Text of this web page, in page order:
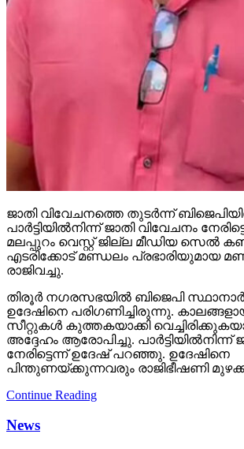
ജാതി വിവേചനത്തെ തുടര്‍ന്ന്
പാര്‍ട്ടിയില്‍നിന്ന് ജാതി വിവേചനം
മലപ്പുറം വെസ്റ്റ് ജില്ല മീഡിയ സെല്‍
എടരിക്കോട് മണ്ഡലം പ്രഭാരിയുമായ
രാജിവച്ചു.
തിരൂര്‍ നഗരസഭയില്‍ ബിജെപി
ഉദേഷിനെ പരിഗണിച്ചിരുന്നു.
സീറ്റുകള്‍ കുത്തകയാക്കി
അദ്ദേഹം ആരോപിച്ചു. പാര്‍ട്ടിയില്‍നിന്ന്
നേരിട്ടെന്ന് ഉദേഷ് പറഞ്ഞു. ഉദേഷിനെ
പിന്തുണയ്ക്കുന്നവരും രാജിഭീഷണി
Continue Reading
News